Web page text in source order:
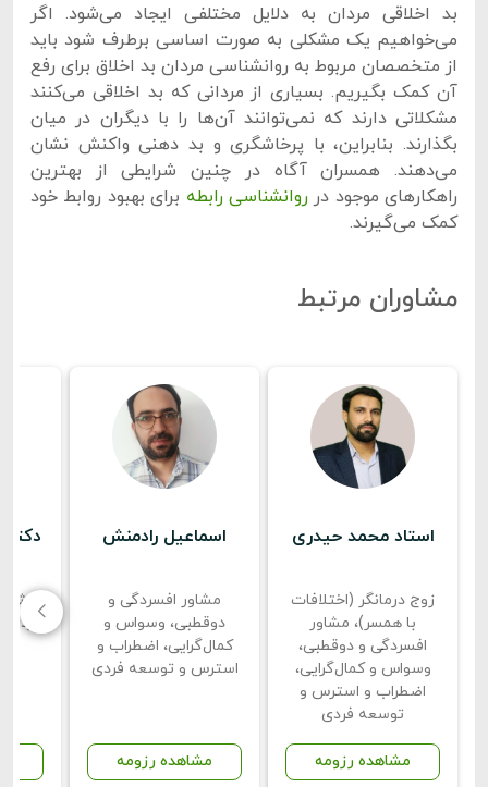
بد اخلاقی مردان به دلایل مختلفی ایجاد می‌شود. اگر
می‌خواهیم یک مشکلی به صورت اساسی برطرف شود باید
از متخصصان مربوط به روانشناسی مردان بد اخلاق برای رفع
آن کمک بگیریم. بسیاری از مردانی که بد اخلاقی می‌کنند
مشکلاتی دارند که نمی‌توانند آن‌ها را با دیگران در میان
بگذارند. بنابراین، با پرخاشگری و بد دهنی واکنش نشان
می‌دهند. همسران آگاه در چنین شرایطی از بهترین
راهکارهای موجود درروانشناسی رابطه برای بهبود روابط خود
کمک می‌گیرند.
مشاوران مرتبط
استاد محمد حیدری
زوج درمانگر (اختلافات
با همسر)، مشاور
افسردگی و دوقطبی،
وسواس و کمال‌گرایی،
اضطراب و استرس و
توسعه فردی
مشاهده رزومه
اسماعیل رادمنش
مشاور افسردگی و
دوقطبی، وسواس و
کمال‌گرایی، اضطراب و
استرس و توسعه فردی
مشاهده رزومه
دکتر